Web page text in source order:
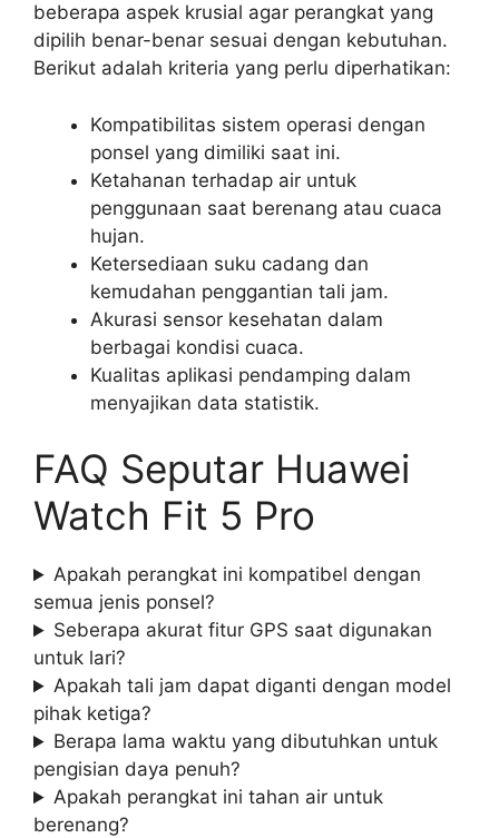
beberapa aspek krusial agar perangkat yang
dipilih benar-benar sesuai dengan kebutuhan.
Berikut adalah kriteria yang perlu diperhatikan:
Kompatibilitas sistem operasi dengan
ponsel yang dimiliki saat ini.
Ketahanan terhadap air untuk
penggunaan saat berenang atau cuaca
hujan.
Ketersediaan suku cadang dan
kemudahan penggantian tali jam.
Akurasi sensor kesehatan dalam
berbagai kondisi cuaca.
Kualitas aplikasi pendamping dalam
menyajikan data statistik.
FAQ Seputar Huawei
Watch Fit 5 Pro
Apakah perangkat ini kompatibel dengan
semua jenis ponsel?
Seberapa akurat fitur GPS saat digunakan
untuk lari?
Apakah tali jam dapat diganti dengan model
pihak ketiga?
Berapa lama waktu yang dibutuhkan untuk
pengisian daya penuh?
Apakah perangkat ini tahan air untuk
berenang?